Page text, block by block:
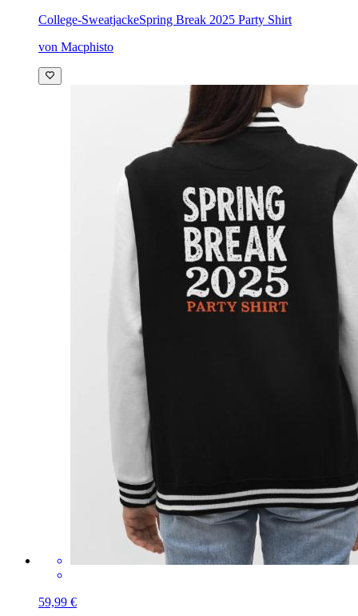
College-SweatjackeSpring Break 2025 Party Shirt
von Macphisto
59,99 €